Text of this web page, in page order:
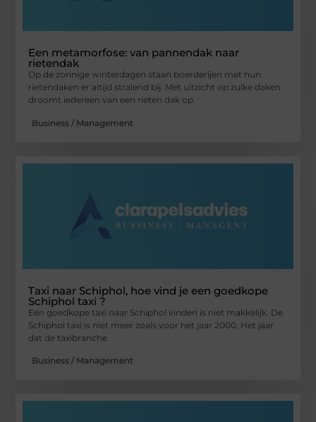
Een metamorfose: van pannendak naar
rietendak
Op de zonnige winterdagen staan boerderijen met hun
rietendaken er altijd stralend bij. Met uitzicht op zulke daken
droomt iedereen van een rieten dak op
Business / Management
Taxi naar Schiphol, hoe vind je een goedkope
Schiphol taxi ?
Een goedkope taxi naar Schiphol vinden is niet makkelijk. De
Schiphol taxi is niet meer zoals voor het jaar 2000. Het jaar
dat de taxibranche
Business / Management